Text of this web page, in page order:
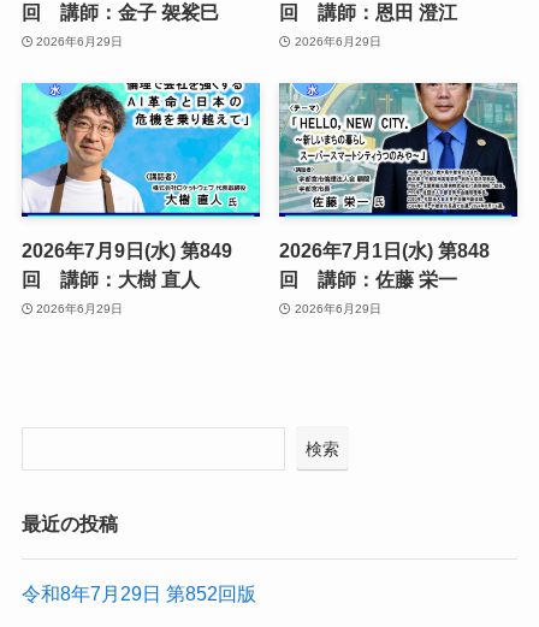
回 講師：金子 袈裟巳
2026年6月29日
回 講師：恩田 澄江
2026年6月29日
2026年7月9日(水) 第849
回 講師：大樹 直人
2026年6月29日
2026年7月1日(水) 第848
回 講師：佐藤 栄一
2026年6月29日
検索
最近の投稿
令和8年7月29日 第852回版